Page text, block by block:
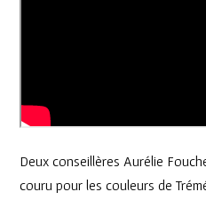
Deux conseillères Aurélie
couru pour les couleurs de